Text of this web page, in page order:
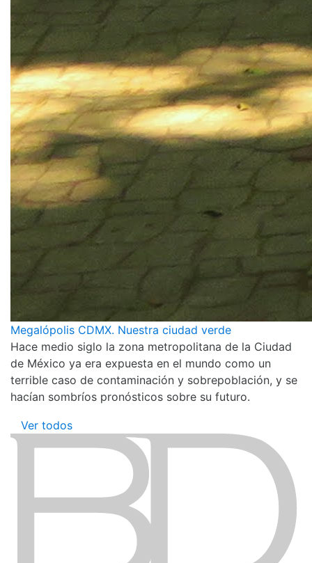
Megalópolis CDMX. Nuestra ciudad verde
Hace medio siglo la zona metropolitana de la Ciudad
de México ya era expuesta en el mundo como un
terrible caso de contaminación y sobrepoblación, y se
hacían sombríos pronósticos sobre su futuro.
Ver todos